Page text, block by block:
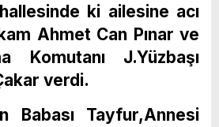
ki ailesine acı
Ahmet Can Pınar ve
Komutanı J.Yüzbaşı
verdi.
Babası Tayfur,Annesi